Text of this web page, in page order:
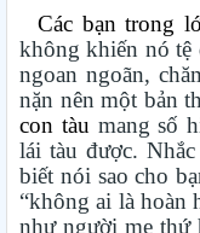
Các bạn trong
không khiến nó
ngoan ngoãn,
nặn nên một bản
con tàu mang số
lái tàu được.
biết nói sao cho
“không ai là hoàn
như người mẹ thứ